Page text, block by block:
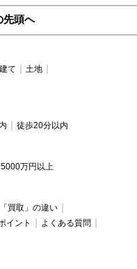
先頭へ
て
土地
徒歩20分以内
5000万円以上
買取」の違い
イント
よくある質問